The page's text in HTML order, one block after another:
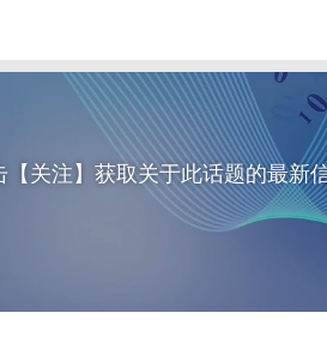
关注】获取关于此话题的最新